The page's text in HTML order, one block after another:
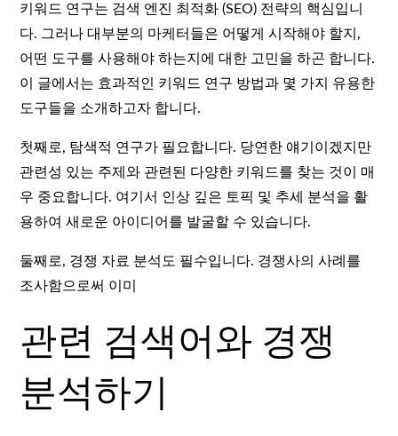
키워드 연구는 검색 엔진 최적화 (SEO) 전략의 핵심입니
다. 그러나 대부분의 마케터들은 어떻게 시작해야 할지,
어떤 도구를 사용해야 하는지에 대한 고민을 하곤 합니다.
이 글에서는 효과적인 키워드 연구 방법과 몇 가지 유용한
도구들을 소개하고자 합니다.
첫째로, 탐색적 연구가 필요합니다. 당연한 얘기이겠지만
관련성 있는 주제와 관련된 다양한 키워드를 찾는 것이 매
우 중요합니다. 여기서 인상 깊은 토픽 및 추세 분석을 활
용하여 새로운 아이디어를 발굴할 수 있습니다.
둘째로, 경쟁 자료 분석도 필수입니다. 경쟁사의 사례를
조사함으로써 이미
관련 검색어와 경쟁
분석하기